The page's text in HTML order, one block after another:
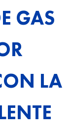
GAS
LA